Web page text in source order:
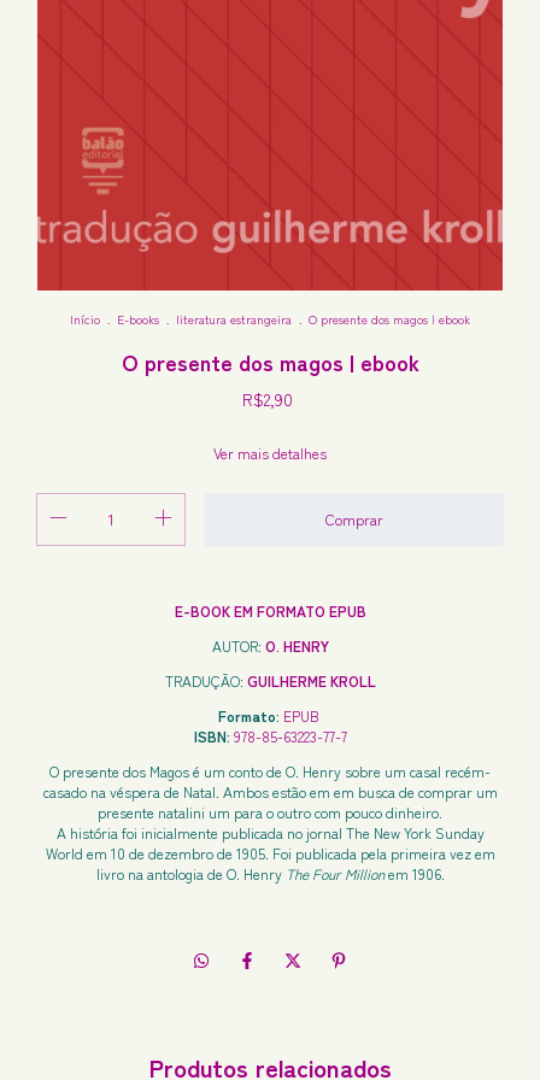
Início E-books literatura estrangeira O presente dos magos | ebook
O presente dos magos | ebook
R$2,90
Ver mais detalhes
E-BOOK EM FORMATO EPUB
AUTOR: O. HENRY
TRADUÇÃO: GUILHERME KROLL
Formato: EPUB
ISBN: 978-85-63223-77-7
O presente dos Magos é um conto de O. Henry sobre um casal recém-
casado na véspera de Natal. Ambos estão em em busca de comprar um
presente natalini um para o outro com pouco dinheiro.
A história foi inicialmente publicada no jornal The New York Sunday
World em 10 de dezembro de 1905. Foi publicada pela primeira vez em
livro na antologia de O. Henry The Four Millionem 1906.
Produtos relacionados